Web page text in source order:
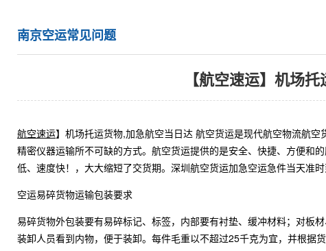
南京空运常见问题
【航空速运】机场
航空速运】机场托运货物,加急航空当日达 航空货运是现代航空物流航
精密仪器运输所不可缺的方式。航空货运提供的是安全、快捷、方便和
低、速度快！，大大缩短了交货期。深圳航空货运加急空运急件当天准
空运易碎货物运输包装要求
易碎货物外包装要有易碎标记、标签，内部要有衬垫、缓冲材料；对板
装卸人员看到内物，便于装卸。每件毛重以不超过25千克为宜，并根据